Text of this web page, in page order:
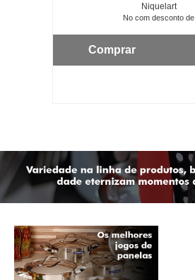
Niquelart
No com desconto de
Comprar